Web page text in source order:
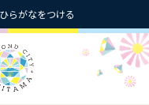
ひらがなをつける